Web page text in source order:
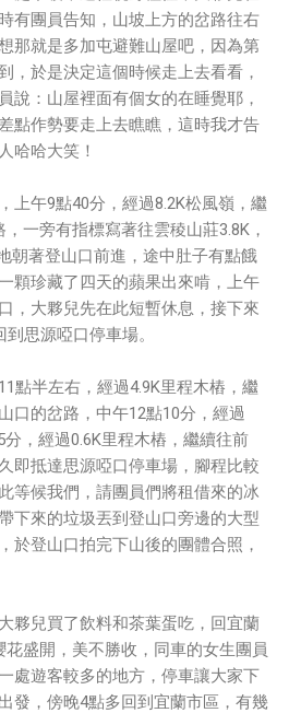
流到手機端更是不用說的順暢，
還是以未經編碼的方式傳透過
示傳輸時所需的頻寬會更大，功
為 ...
有團員告知，山坡上方的岔路往右
那就是多加屯避難山屋吧，因為第
，於是決定這個時候走上去看看，
說：山屋裡面有個女的在睡覺耶，
點作勢要走上去瞧瞧，這時我才告
哈哈大笑！
上午9點40分，經過8.2K松風嶺，繼
一旁有指標寫著往雲稜山莊3.8K，
朝著登山口前進，途中肚子有點餓
顆珍藏了四天的蘋果出來啃，上午
，大夥兒先在此短暫休息，接下來
思源啞口停車場。
點半左右，經過4.9K里程木樁，繼
口的岔路，中午12點10分，經過
，經過0.6K里程木樁，繼續往前
即抵達思源啞口停車場，腳程比較
等候我們，請團員們將租借來的冰
下來的垃圾丟到登山口旁邊的大型
於登山口拍完下山後的團體合照，
夥兒買了飲料和茶葉蛋吃，回宜蘭
盛開，美不勝收，同車的女生團員
處遊客較多的地方，停車讓大家下
發，傍晚4點多回到宜蘭市區，有幾